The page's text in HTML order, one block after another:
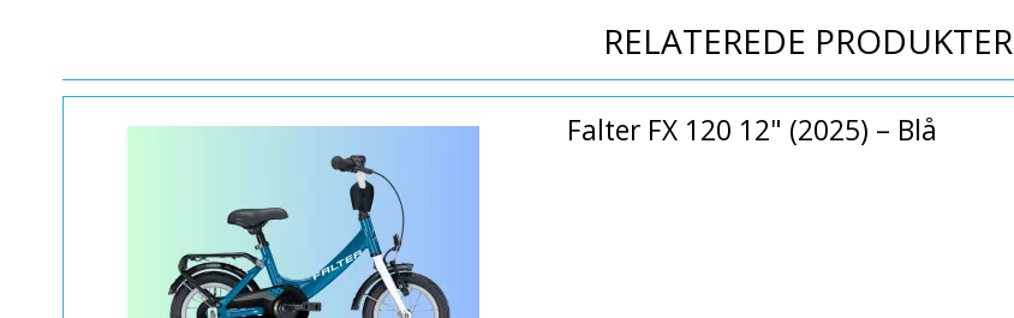
RELATEREDE PRODUKTER
Falter FX 120 12" (2025) – Blå